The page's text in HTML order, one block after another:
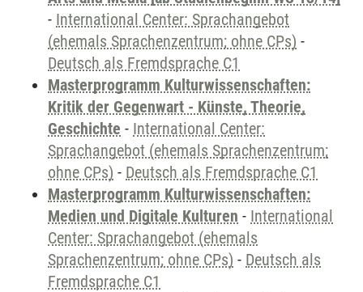
- International Center: Sprachangebot
(ehemals Sprachenzentrum; ohne CPs) -
Deutsch als Fremdsprache C1
Masterprogramm Kulturwissenschaften:
Kritik der Gegenwart - Künste, Theorie,
Geschichte - International Center:
Sprachangebot (ehemals Sprachenzentrum;
ohne CPs) - Deutsch als Fremdsprache C1
Masterprogramm Kulturwissenschaften:
Medien und Digitale Kulturen - International
Center: Sprachangebot (ehemals
Sprachenzentrum; ohne CPs) - Deutsch als
Fremdsprache C1